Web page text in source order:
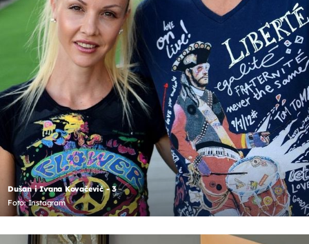
Dušan i Ivana Kovačević - 3
Foto: Instagram